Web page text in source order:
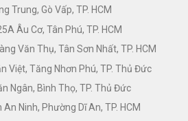
Trung, Gò Vấp, TP. HCM
Âu Cơ, Tân Phú, TP. HCM
Văn Thụ, Tân Sơn Nhất, TP. HCM
Việt, Tăng Nhơn Phú, TP. Thủ Đức
Ngân, Bình Thọ, TP. Thủ Đức
An Ninh, Phường Dĩ An, TP. HCM